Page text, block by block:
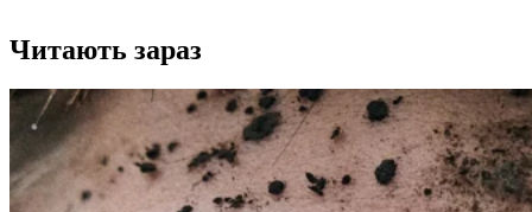
Читають зараз